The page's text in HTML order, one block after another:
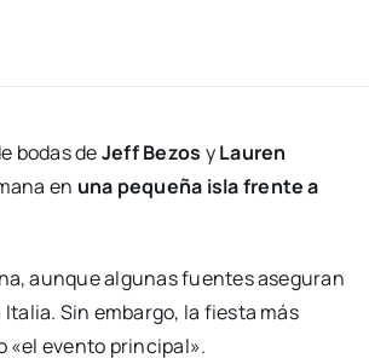
bodas deJeff Bezos yLauren
en una pequeña isla frente a
aunque algunas fuentes aseguran
Italia. Sin embargo, la fiesta más
«el evento principal».